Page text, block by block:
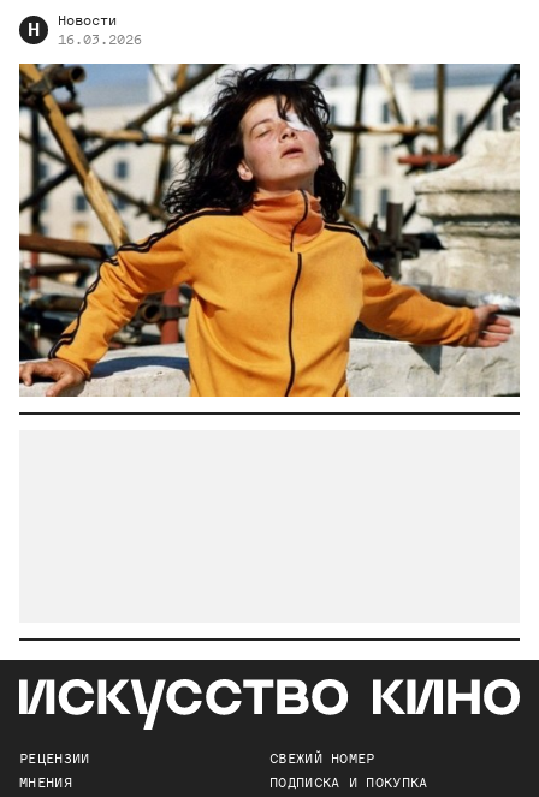
Н
Новости
16.03.2026
РЕЦЕНЗИИ
МНЕНИЯ
СВЕЖИЙ НОМЕР
ПОДПИСКА И ПОКУПКА